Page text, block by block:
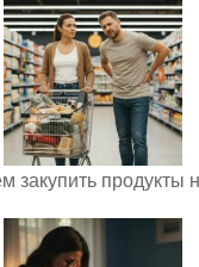
закупить продукты